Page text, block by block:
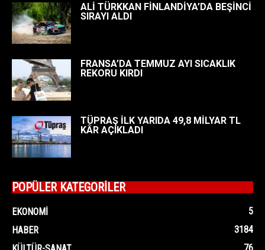
ALİ TÜRKKAN FİNLANDİYA’DA BEŞİNCİ
SIRAYI ALDI
FRANSA’DA TEMMUZ AYI SICAKLIK
REKORU KIRDI
TÜPRAŞ İLK YARIDA 49,8 MİLYAR TL
KÂR AÇIKLADI
POPÜLER KATEGORİLER
EKONOMI
5
HABER
3184